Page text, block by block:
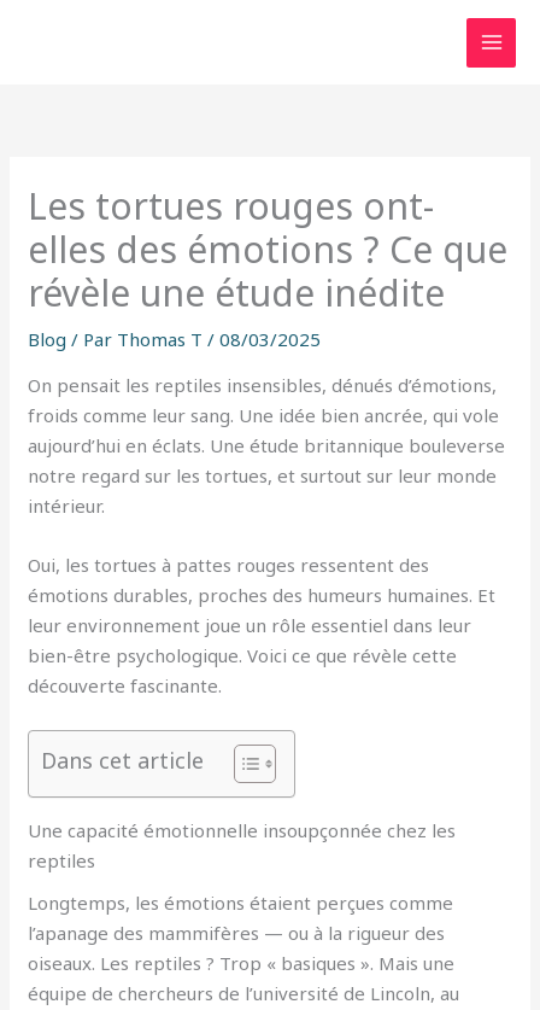
Les tortues rouges ont-
elles des émotions ? Ce que
révèle une étude inédite
Blog / Par Thomas T/08/03/2025
On pensait les reptiles insensibles, dénués d’émotions,
froids comme leur sang. Une idée bien ancrée, qui vole
aujourd’hui en éclats. Une étude britannique bouleverse
notre regard sur les tortues, et surtout sur leur monde
intérieur.
Oui, les tortues à pattes rouges ressentent des
émotions durables, proches des humeurs humaines. Et
leur environnement joue un rôle essentiel dans leur
bien-être psychologique. Voici ce que révèle cette
découverte fascinante.
Dans cet article
Une capacité émotionnelle insoupçonnée chez les
reptiles
Longtemps, les émotions étaient perçues comme
l’apanage des mammifères — ou à la rigueur des
oiseaux. Les reptiles ? Trop « basiques ». Mais une
équipe de chercheurs de l’université de Lincoln, au